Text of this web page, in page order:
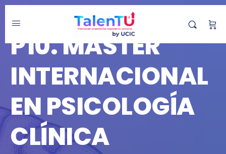
MÁSTER
P10. MÁSTER
INTERNACIONAL
EN PSICOLOGÍA
CLÍNICA